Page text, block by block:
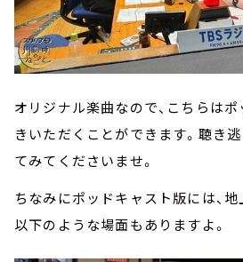
オリジナル楽曲なので、こちらは
きいただくことができます。聴き
てみてくださいませ。
ちなみにポッドキャスト版には、
以下のような場面もありますよ。